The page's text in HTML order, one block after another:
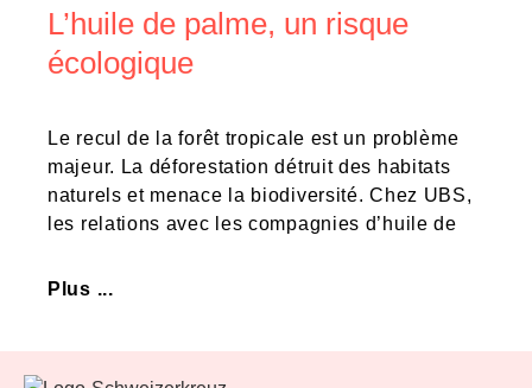
L’huile de palme, un risque
écologique
Le recul de la forêt tropicale est un problème
majeur. La déforestation détruit des habitats
naturels et menace la biodiversité. Chez UBS,
les relations avec les compagnies d’huile de
Plus ...